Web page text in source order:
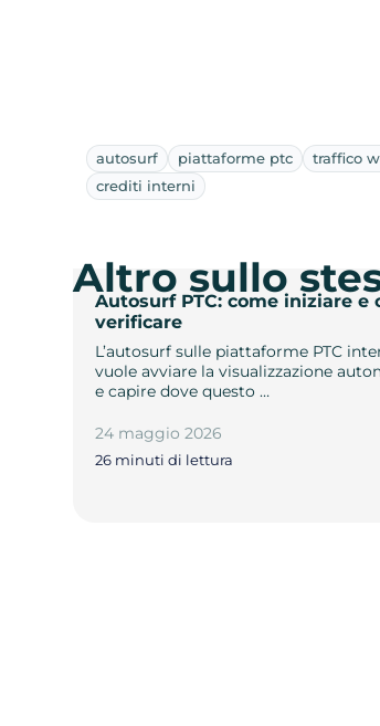
autosurf piattaforme ptc
traffico
crediti interni
Autosurf PTC: come iniziare e
verificare
L’autosurf sulle piattaforme PTC
vuole avviare la visualizzazione
e capire dove questo …
24 maggio 2026
26 minuti di lettura
Altro sullo